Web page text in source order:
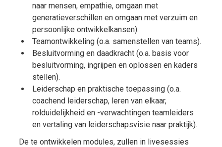
naar mensen, empathie, omgaan met
generatieverschillen en omgaan met verzuim en
persoonlijke ontwikkelkansen).
Teamontwikkeling (o.a. samenstellen van teams).
Besluitvorming en daadkracht (o.a. basis voor
besluitvorming, ingrijpen en oplossen en kaders
stellen).
Leiderschap en praktische toepassing (o.a.
coachend leiderschap, leren van elkaar,
rolduidelijkheid en -verwachtingen teamleiders
en vertaling van leiderschapsvisie naar praktijk).
De te ontwikkelen modules, zullen in livesessies